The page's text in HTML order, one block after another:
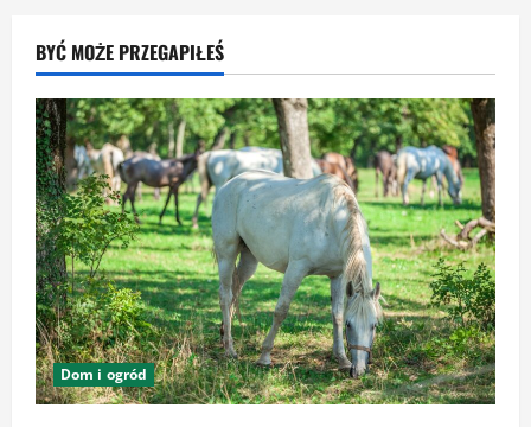
BYĆ MOŻE PRZEGAPIŁEŚ
Dom i ogród